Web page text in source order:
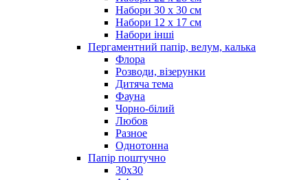
Набори 30 х 30 см
Набори 12 х 17 см
Набори інші
Пергаментний папір, велум, калька
Флора
Розводи, візерунки
Дитяча тема
Фауна
Чорно-білий
Любов
Разное
Однотонна
Папір поштучно
30х30